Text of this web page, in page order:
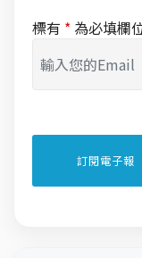
標有 * 為必填欄